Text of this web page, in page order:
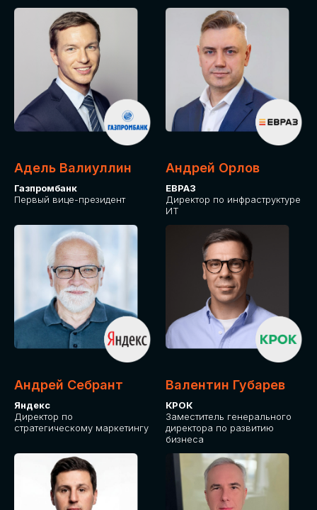
Адель Валиуллин
Газпромбанк
Первый вице-президент
Андрей Орлов
ЕВРАЗ
Директор по инфраструктуре
ИТ
Андрей Себрант
Яндекс
Директор по
стратегическому маркетингу
Валентин Губарев
КРОК
Заместитель генерального
директора по развитию
бизнеса